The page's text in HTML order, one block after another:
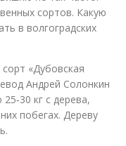
сортов. Какую
в волгоградских
«Дубовская
Андрей Солонкин
кг с дерева,
побегах. Дереву